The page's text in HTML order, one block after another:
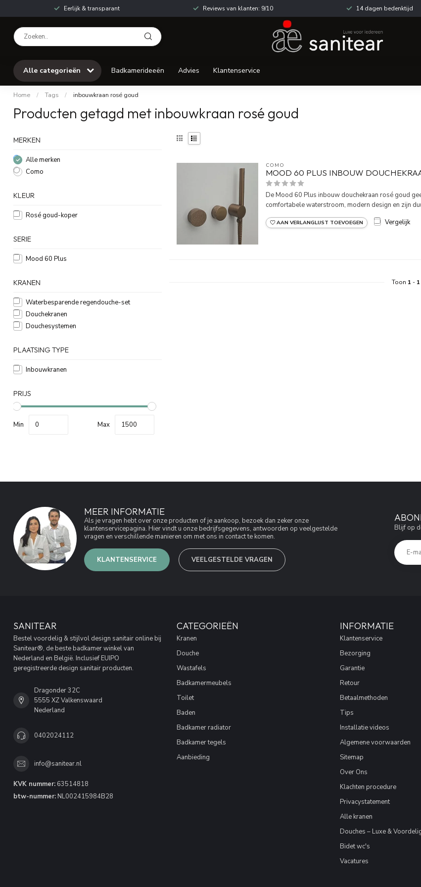
Eerlijk & transparant Reviews van klanten: 9/10 14 dagen bedenktijd
Alle categorieën Badkamerideeën Advies Klantenservice
Home / Tags / inbouwkraan rosé goud
Producten getagd met inbouwkraan rosé goud
MERKEN
Alle merken
Como
KLEUR
Rosé goud-koper
SERIE
Mood 60 Plus
KRANEN
Waterbesparende regendouche-set
Douchekranen
Douchesystemen
PLAATSING TYPE
Inbouwkranen
PRIJS
Min Max
COMO
MOOD 60 PLUS INBOUW
De Mood 60 Plus inbouw douchekraan rosé goud
comfortabele waterstroom, modern design en zijn
AAN VERLANGLIJST TOEVOEGEN Vergelijk
Toon 1 - 1
MEER INFORMATIE
Als je vragen hebt over onze producten of je aankoop, bezoek dan zeker onze
klantenservicepagina. Hier vindt u onze bedrijfsgegevens, antwoorden op veelgestelde
vragen en verschillende manieren om met ons in contact te komen.
KLANTENSERVICE VEELGESTELDE VRAGEN
Blijf op
SANITEAR
Bestel voordelig & stijlvol design sanitair online bij
Sanitear®, de beste badkamer winkel van
Nederland en België. Inclusief EUIPO
geregistreerde design sanitair producten.
Dragonder 32C
5555 XZ Valkenswaard
Nederland
0402024112
info@sanitear.nl
KVK nummer: 63514818
btw-nummer: NL002415984B28
CATEGORIEËN
Kranen
Douche
Wastafels
Badkamermeubels
Toilet
Baden
Badkamer radiator
Badkamer tegels
Aanbieding
INFORMATIE
Klantenservice
Bezorging
Garantie
Retour
Betaalmethoden
Tips
Installatie videos
Algemene voorwaarden
Sitemap
Over Ons
Klachten procedure
Privacystatement
Alle kranen
Douches – Luxe &
Bidet wc's
Vacatures